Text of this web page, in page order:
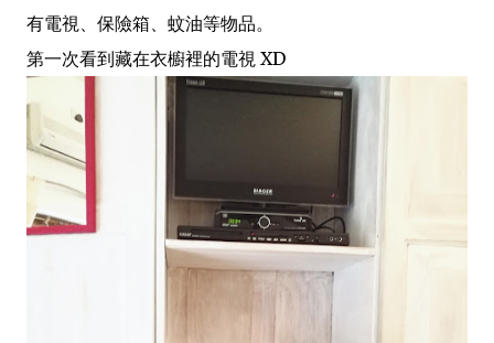
有電視、保險箱、蚊油等物品。
第一次看到藏在衣櫥裡的電視 XD